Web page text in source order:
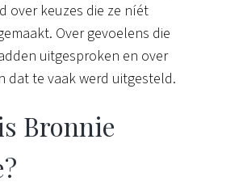
over keuzes die ze níét
Over gevoelens die
uitgesproken en over
dat te vaak werd uitgesteld.
Bronnie